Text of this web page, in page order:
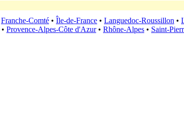
Franche-Comté • Île-de-France • Languedoc-Roussillon •
• Provence-Alpes-Côte d'Azur• Rhône-Alpes • Saint-